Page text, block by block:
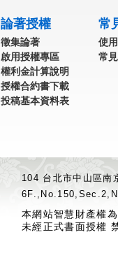
論著授權
徵集論著
啟用授權專區
權利金計算說明
授權合約書下載
投稿基本資料表
常
使
常
104 台北市中山區
本網站智慧財產權
未經正式書面授權